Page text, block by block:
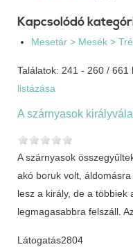
Kapcsolódó
Mesetár > Mesék >
Találatok: 241 - 260 / 661
listázása
A szárnyasok
A szárnyasok
akó boruk volt,
lesz a király, de a többiek
legmagasabbra felszáll.
Látogatás2804